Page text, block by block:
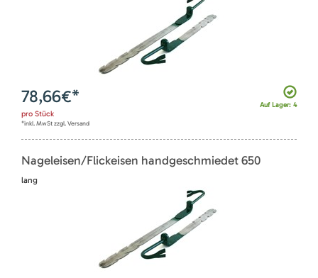
Auf Lager: 4
78,66€*
pro Stück
*inkl. MwSt zzgl. Versand
Nageleisen/Flickeisen handgeschmiedet 650
lang